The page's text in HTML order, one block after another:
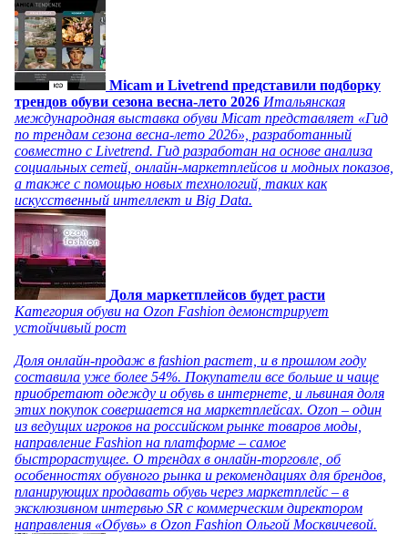
Micam и Livetrend представили подборку
трендов обуви сезона весна-лето 2026 Итальянская
международная выставка обуви Micam представляет «Гид
по трендам сезона весна-лето 2026», разработанный
совместно с Livetrend. Гид разработан на основе анализа
социальных сетей, онлайн-маркетплейсов и модных показов,
а также с помощью новых технологий, таких как
искусственный интеллект и Big Data.
Доля маркетплейсов будет расти
Категория обуви на Ozon Fashion демонстрирует
устойчивый рост
Доля онлайн-продаж в fashion растет, и в прошлом году
составила уже более 54%. Покупатели все больше и чаще
приобретают одежду и обувь в интернете, и львиная доля
этих покупок совершается на маркетплейсах. Ozon – один
из ведущих игроков на российском рынке товаров моды,
направление Fashion на платформе – самое
быстрорастущее. О трендах в онлайн-торговле, об
особенностях обувного рынка и рекомендациях для брендов,
планирующих продавать обувь через маркетплейс – в
эксклюзивном интервью SR с коммерческим директором
направления «Обувь» в Ozon Fashion Ольгой Москвичевой.